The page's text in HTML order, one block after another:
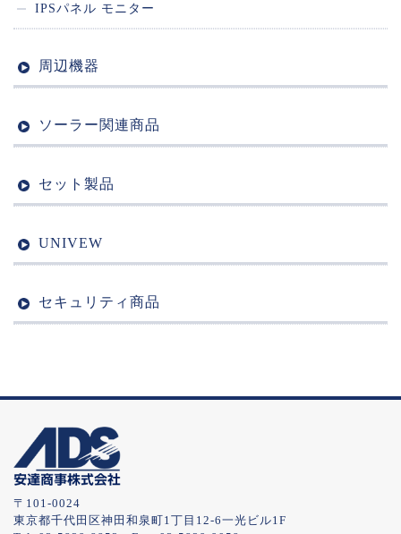
IPSパネル モニター
周辺機器
ソーラー関連商品
セット製品
UNIVEW
セキュリティ商品
〒101-0024
東京都千代田区神田和泉町1丁目12-6一光ビル1F